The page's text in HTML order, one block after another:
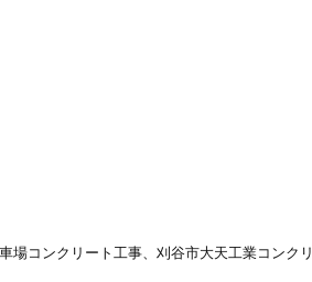
場コンクリート工事、刈谷市大天工業コンクリ